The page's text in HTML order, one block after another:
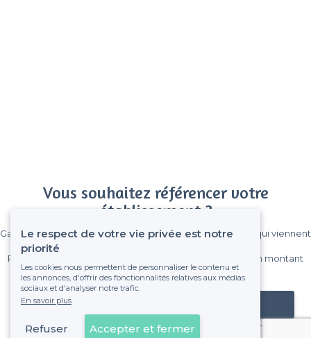
Vous souhaitez référencer votre
établissement ?
Gagnez de nombreux clients parmi le million de visiteurs qui viennent
Pas de commissions et sans engagement, vous payez un montant
fixe sans risque de voir déraper la facture.
Référencer mon établissement
Le respect de votre vie privée est notre
priorité
Les cookies nous permettent de personnaliser le contenu et
les annonces, d'offrir des fonctionnalités relatives aux médias
sociaux et d'analyser notre trafic.
En savoir plus
Refuser Accepter et fermer